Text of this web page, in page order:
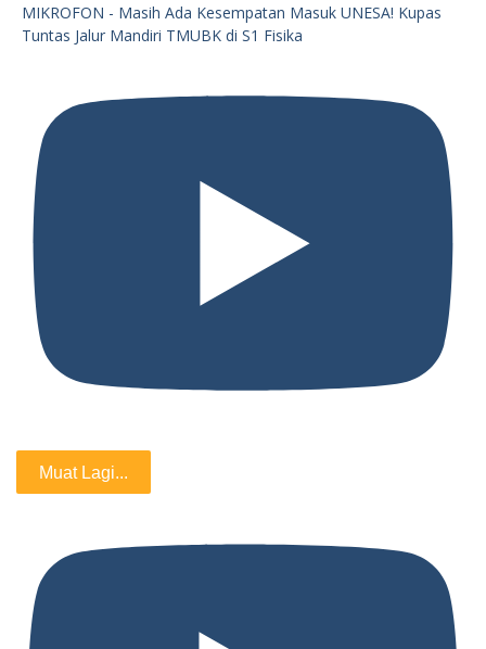
MIKROFON - Masih Ada Kesempatan Masuk UNESA! Kupas
Tuntas Jalur Mandiri TMUBK di S1 Fisika
Muat Lagi...